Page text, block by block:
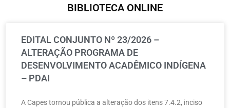
BIBLIOTECA ONLINE
EDITAL CONJUNTO Nº 23/2026 –
ALTERAÇÃO PROGRAMA DE
DESENVOLVIMENTO ACADÊMICO INDÍGENA
– PDAI
A Capes tornou pública a alteração dos itens 7.4.2, inciso